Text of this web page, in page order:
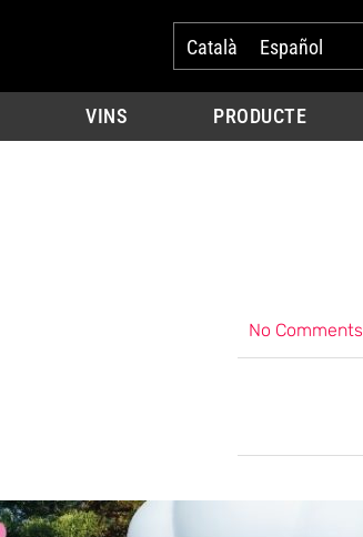
Català Español
VINS PRODUCTE
No Comments